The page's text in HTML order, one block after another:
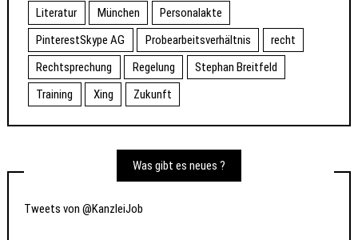
Literatur
München
Personalakte
PinterestSkype AG
Probearbeitsverhältnis
recht
Rechtsprechung
Regelung
Stephan Breitfeld
Training
Xing Zukunft
Was gibt es neues ?
Tweets von @KanzleiJob